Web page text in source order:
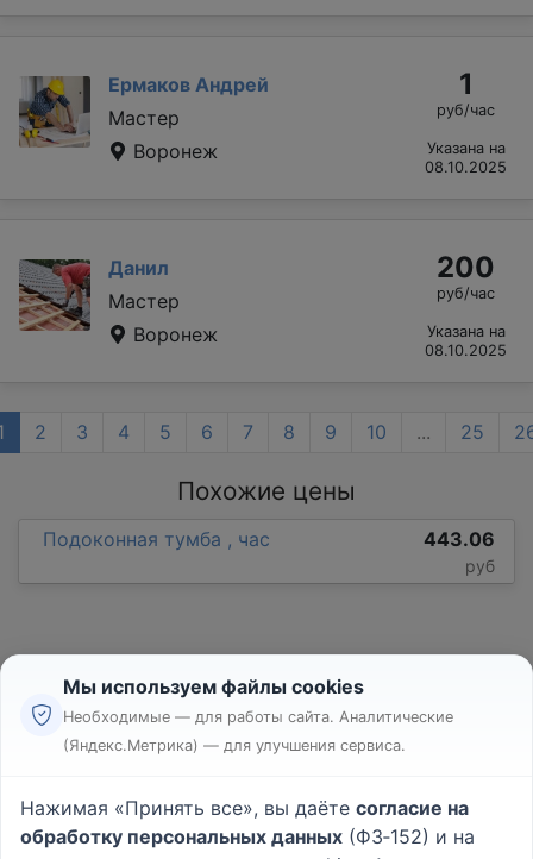
Ермаков Андрей
Мастер
Воронеж
1
руб/час
Указана на
08.10.2025
Данил
Мастер
Воронеж
200
руб/час
Указана на
08.10.2025
2 3 4 5 6 7 8 9 10 ... 25
Похожие цены
Подоконная тумба , час 443.06
руб
Реклама
Пользовательское соглашение
Политика конфиденциальности
Мы используем файлы cookies
Необходимые — для работы сайта. Аналитические
(Яндекс.Метрика) — для улучшения сервиса.
Нажимая «Принять все», вы даёте согласие на
обработку персональных данных (ФЗ‑152) и на